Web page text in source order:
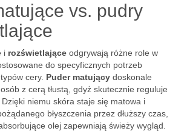
vs. pudry
i rozświetlające odgrywają różne role w
do specyficznych potrzeb
cery. Puder matujący doskonale
z cerą tłustą, gdyż skutecznie reguluje
niemu skóra staje się matowa i
błyszczenia przez dłuższy czas,
olej zapewniają świeży wygląd.